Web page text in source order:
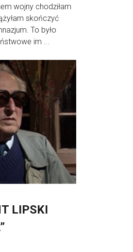
wojny chodziłam
skończyć
To było
im ...
LIPSKI